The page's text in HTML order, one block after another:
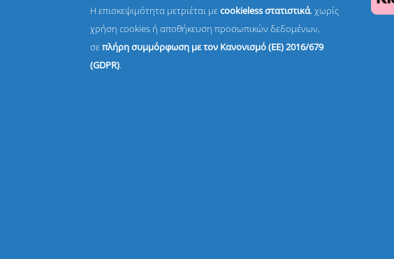
Η επισκεψιμότητα μετριέται μεcookieless στατιστικά, χωρίς
χρήση cookies ή αποθήκευση προσωπικών δεδομένων,
σεπλήρη συμμόρφωση με τον Κανονισμό (ΕΕ) 2016/679
(GDPR).